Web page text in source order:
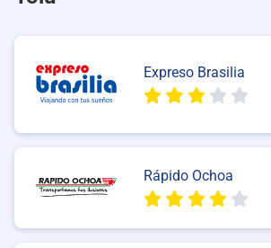
Expreso Brasilia
Rápido Ochoa